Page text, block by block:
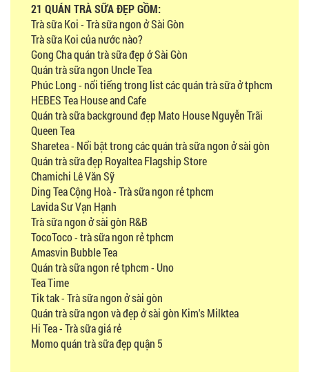
21 QUÁN TRÀ SỮA ĐẸP GỒM:
Trà sữa Koi - Trà sữa ngon ở Sài Gòn
Trà sữa Koi của nước nào?
Gong Cha quán trà sữa đẹp ở Sài Gòn
Quán trà sữa ngon Uncle Tea
Phúc Long - nổi tiếng trong list các quán trà sữa ở tphcm
HEBES Tea House and Cafe
Quán trà sữa background đẹp Mato House Nguyễn Trãi
Queen Tea
Sharetea - Nổi bật trong các quán trà sữa ngon ở sài gòn
Quán trà sữa đẹp Royaltea Flagship Store
Chamichi Lê Văn Sỹ
Ding Tea Cộng Hoà - Trà sữa ngon rẻ tphcm
Lavida Sư Vạn Hạnh
Trà sữa ngon ở sài gòn R&B
TocoToco - trà sữa ngon rẻ tphcm
Amasvin Bubble Tea
Quán trà sữa ngon rẻ tphcm - Uno
Tea Time
Tik tak - Trà sữa ngon ở sài gòn
Quán trà sữa ngon và đẹp ở sài gòn Kim's Milktea
Hi Tea - Trà sữa giá rẻ
Momo quán trà sữa đẹp quận 5